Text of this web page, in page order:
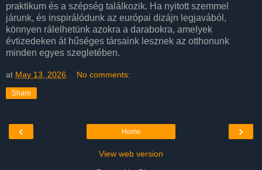
praktikum és a szépség találkozik. Ha nyitott szemmel
járunk, és inspirálódunk az európai dizájn legjavából,
könnyen rálelhetünk azokra a darabokra, amelyek
évtizedeken át hűséges társaink lesznek az otthonunk
minden egyes szegletében.
at May 13, 2026 No comments:
Share
‹ ›
Home
View web version